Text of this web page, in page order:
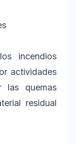
incendios
actividades
las quemas
residual